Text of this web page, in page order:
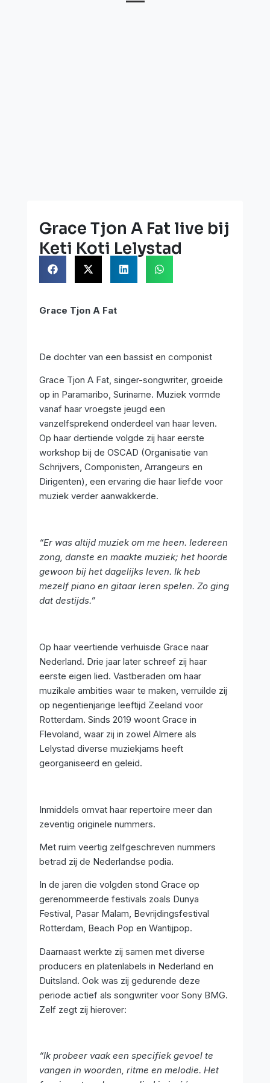
Grace Tjon A Fat live bij
Keti Koti Lelystad
Grace Tjon A Fat
De dochter van een bassist en componist
Grace Tjon A Fat, singer-songwriter, groeide
op in Paramaribo, Suriname. Muziek vormde
vanaf haar vroegste jeugd een
vanzelfsprekend onderdeel van haar leven.
Op haar dertiende volgde zij haar eerste
workshop bij de OSCAD (Organisatie van
Schrijvers, Componisten, Arrangeurs en
Dirigenten), een ervaring die haar liefde voor
muziek verder aanwakkerde.
“Er was altijd muziek om me heen. Iedereen
zong, danste en maakte muziek; het hoorde
gewoon bij het dagelijks leven. Ik heb
mezelf piano en gitaar leren spelen. Zo ging
dat destijds.”
Op haar veertiende verhuisde Grace naar
Nederland. Drie jaar later schreef zij haar
eerste eigen lied. Vastberaden om haar
muzikale ambities waar te maken, verruilde zij
op negentienjarige leeftijd Zeeland voor
Rotterdam. Sinds 2019 woont Grace in
Flevoland, waar zij in zowel Almere als
Lelystad diverse muziekjams heeft
georganiseerd en geleid.
Inmiddels omvat haar repertoire meer dan
zeventig originele nummers.
Met ruim veertig zelfgeschreven nummers
betrad zij de Nederlandse podia.
In de jaren die volgden stond Grace op
gerenommeerde festivals zoals Dunya
Festival, Pasar Malam, Bevrijdingsfestival
Rotterdam, Beach Pop en Wantijpop.
Daarnaast werkte zij samen met diverse
producers en platenlabels in Nederland en
Duitsland. Ook was zij gedurende deze
periode actief als songwriter voor Sony BMG.
Zelf zegt zij hierover:
“Ik probeer vaak een specifiek gevoel te
vangen in woorden, ritme en melodie. Het